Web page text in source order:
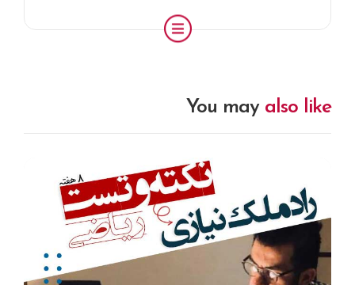
You may also like